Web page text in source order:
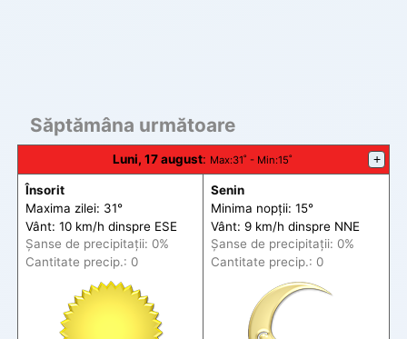
Săptămâna următoare
Luni, 17 august: Max:31˚ - Min:15˚ +
Însorit
Maxima zilei: 31°
Vânt: 10 km/h dinspre ESE
Șanse de precipitații: 0%
Cantitate precip.: 0
Senin
Minima nopții: 15°
Vânt: 9 km/h dinspre NNE
Șanse de precipitații: 0%
Cantitate precip.: 0